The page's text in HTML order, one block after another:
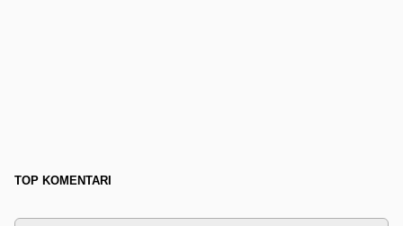
TOP KOMENTARI